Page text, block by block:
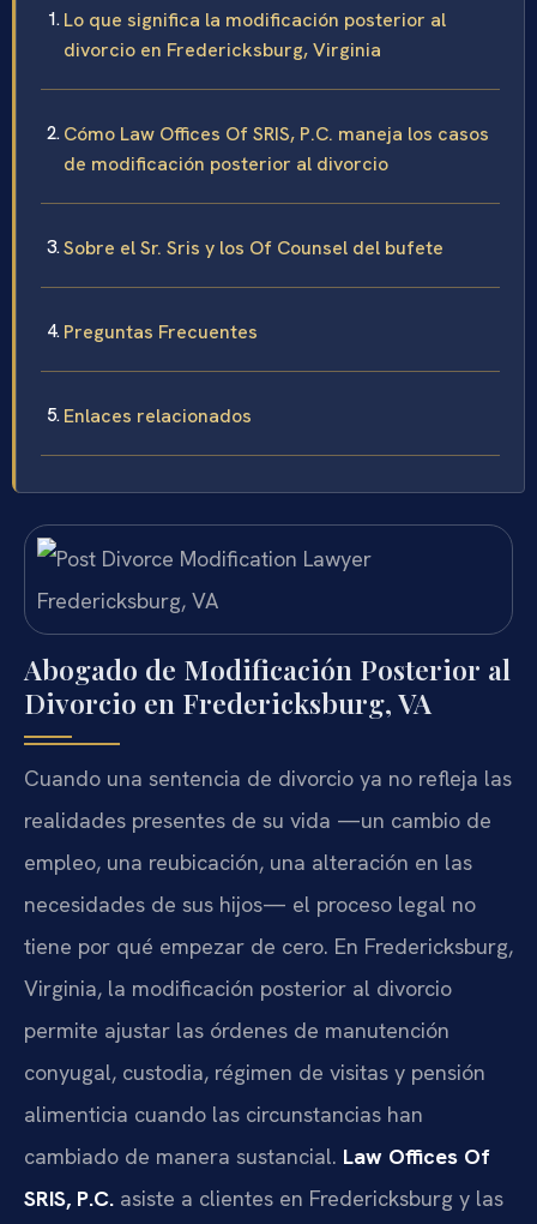
Lo que significa la modificación posterior al
divorcio en Fredericksburg, Virginia
Cómo Law Offices Of SRIS, P.C. maneja los casos
de modificación posterior al divorcio
Sobre el Sr. Sris y los Of Counsel del bufete
Preguntas Frecuentes
Enlaces relacionados
Abogado de Modificación Posterior al
Divorcio en Fredericksburg, VA
Cuando una sentencia de divorcio ya no refleja las
realidades presentes de su vida —un cambio de
empleo, una reubicación, una alteración en las
necesidades de sus hijos— el proceso legal no
tiene por qué empezar de cero. En Fredericksburg,
Virginia, la modificación posterior al divorcio
permite ajustar las órdenes de manutención
conyugal, custodia, régimen de visitas y pensión
alimenticia cuando las circunstancias han
cambiado de manera sustancial. Law Offices Of
SRIS, P.C. asiste a clientes en Fredericksburg y las